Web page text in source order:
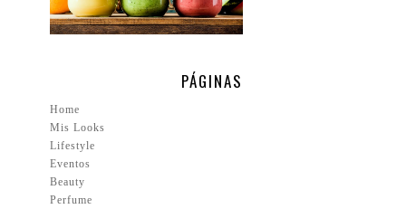
PÁGINAS
Home
Mis Looks
Lifestyle
Eventos
Beauty
Perfume